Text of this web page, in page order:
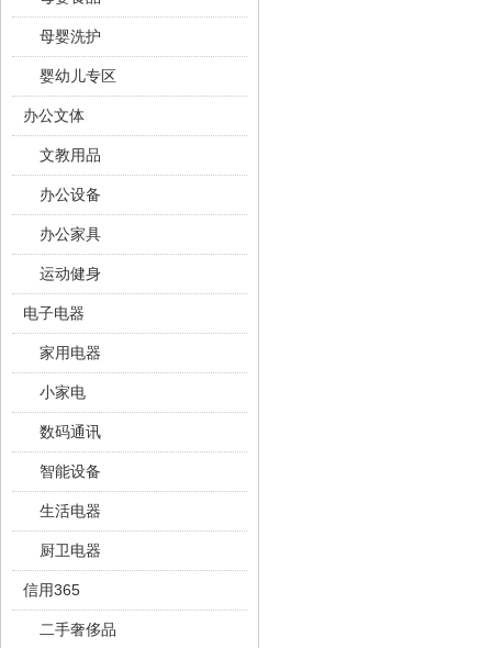
母婴洗护
婴幼儿专区
办公文体
文教用品
办公设备
办公家具
运动健身
电子电器
家用电器
小家电
数码通讯
智能设备
生活电器
厨卫电器
信用365
二手奢侈品